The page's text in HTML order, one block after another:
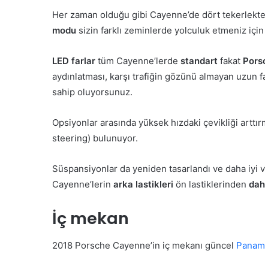
Her zaman olduğu gibi Cayenne’de dört
modu sizin farklı zeminlerde yolculuk etmeniz
LED farlar tüm Cayenne’lerde standart fakat
aydınlatması, karşı trafiğin gözünü almayan
sahip oluyorsunuz.
Opsiyonlar arasında yüksek hızdaki çevikliği
steering) bulunuyor.
Süspansiyonlar da yeniden tasarlandı ve daha
Cayenne’lerin arka lastikleri ön lastiklerinden
İç mekan
2018 Porsche Cayenne’in iç mekanı güncel